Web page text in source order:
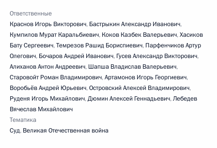
Ответственные
Краснов Игорь Викторович, Бастрыкин Александр Иванович,
Кумпилов Мурат Каральбиевич, Коков Казбек Валерьевич,Хасиков
Бату Сергеевич,Темрезов Рашид Бориспиевич, Парфенчиков Артур
Олегович, Бочаров Андрей Иванович, Гусев Александр Викторович,
Алиханов Антон Андреевич, Шапша Владислав Валерьевич,
Старовойт Роман Владимирович,Артамонов Игорь Георгиевич,
Воробьёв Андрей Юрьевич,Островский Алексей Владимирович,
Руденя Игорь Михайлович,Дюмин Алексей Геннадьевич,Лебедев
Вячеслав Михайлович
Тематика
Суд, Великая Отечественная война